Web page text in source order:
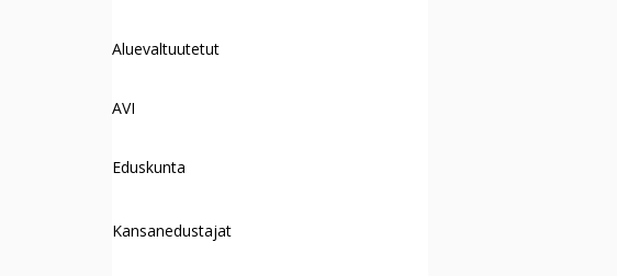
Aluevaltuutetut
AVI
Eduskunta
Kansanedustajat